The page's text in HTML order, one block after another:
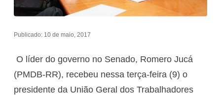
Publicado: 10 de maio, 2017
O líder do governo no Senado, Romero Jucá
(PMDB-RR), recebeu nessa terça-feira (9) o
presidente da União Geral dos Trabalhadores